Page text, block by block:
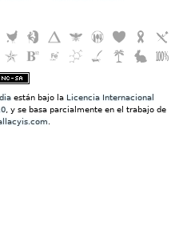
están bajo la Licencia Internacional
, y se basa parcialmente en el trabajo de